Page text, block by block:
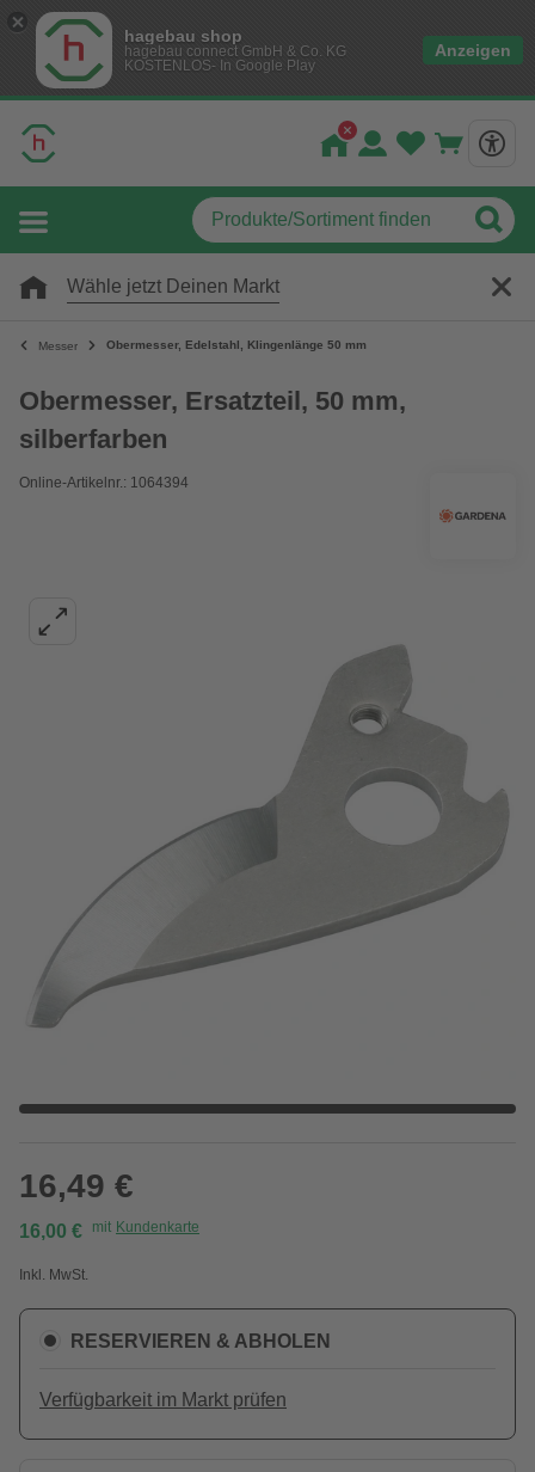
hagebau shop
hagebau connect GmbH & Co. KG
KOSTENLOS- In Google Play
Anzeigen
Wähle jetzt Deinen Markt
Messer Obermesser, Edelstahl, Klingenlänge 50 mm
Obermesser, Ersatzteil, 50 mm,
silberfarben
Online-Artikelnr.: 1064394
16,49 €
16,00 € mit Kundenkarte
Inkl. MwSt.
RESERVIEREN & ABHOLEN
Verfügbarkeit im Markt prüfen